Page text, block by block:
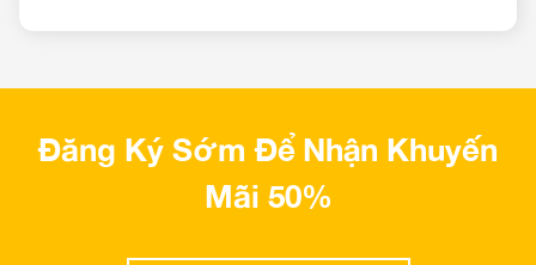
Đăng Ký Sớm Để Nhận Khuyến
Mãi 50%